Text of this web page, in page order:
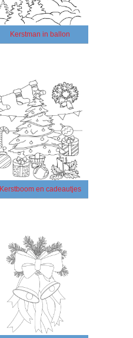
Kerstman in ballon
Kerstboom en cadeautjes